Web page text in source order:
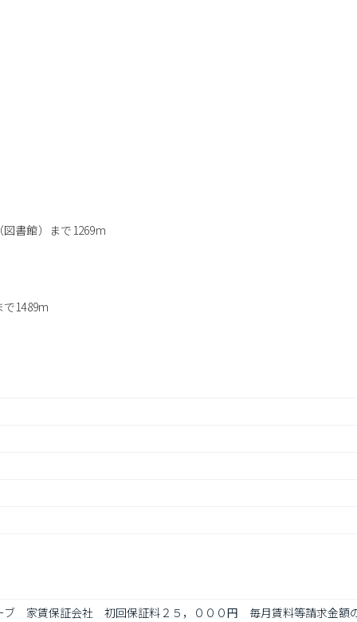
書館）まで1269m
1489m
　家賃保証会社　初回保証料２５，０００円　毎月賃料等請求金額